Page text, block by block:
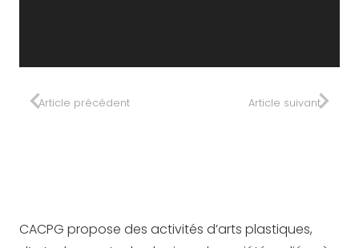
Article précédent Article suivant
CACPG propose des activités d’arts plastiques,